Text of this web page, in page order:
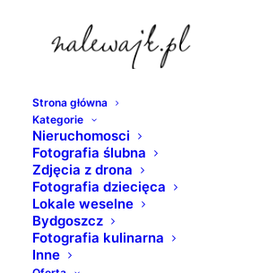
Strona główna
Kategorie
Nieruchomosci
Fotografia ślubna
Zdjęcia z drona
Fotografia dziecięca
Lokale weselne
Bydgoszcz
Fotografia kulinarna
Inne
fotograf-
Strona Główna
Akademik UAM | Poznań -
fotograf-nieruchomosci